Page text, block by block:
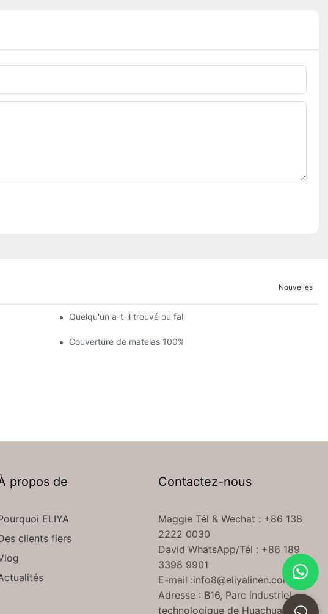
Nouvelles
et on dirait qu'il y a du sang dessus ?
Quelqu'un a-t-il trouvé ou fabriqué une housse pour un couvre-
et leurs piqûres désagréablesCouverture de matelas 100% coton
propos de
ELIYA
clients fiers
Contactez-nous
Maggie Tél & Wechat : +86 138
2222 0030
David WhatsApp/Tél : +86 189
3398 9901
E-mail :info8@eliyalinen.com
Adresse : B16, Parc industriel
technologique de Huachuang,